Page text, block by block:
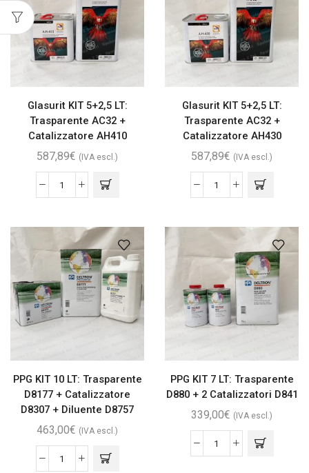
Glasurit KIT 5+2,5 LT:
Trasparente AC32 +
Catalizzatore AH410
587,89€ (IVA escl.)
Glasurit KIT 5+2,5 LT:
Trasparente AC32 +
Catalizzatore AH430
587,89€ (IVA escl.)
PPG KIT 10 LT: Trasparente
D8177 + Catalizzatore
D8307 + Diluente D8757
463,00€ (IVA escl.)
PPG KIT 7 LT: Trasparente
D880 + 2 Catalizzatori D841
339,00€ (IVA escl.)